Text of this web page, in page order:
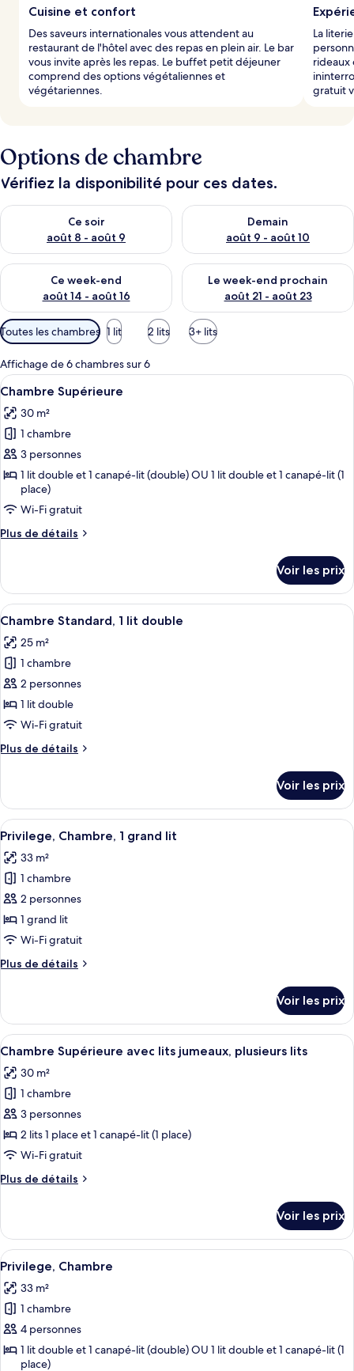
Cuisine et confort
Des saveurs internationales vous attendent au
restaurant de l'hôtel avec des repas en plein air. Le bar
vous invite après les repas. Le buffet petit déjeuner
comprend des options végétaliennes et
végétariennes.
La
rideaux
gratuit
Options de chambre
Vérifiez la disponibilité pour ces dates.
Ce soir
août 8 - août 9
Vérifier la disponibilité pour ce soir août 8 - août 9
Demain
août 9 - août 10
Vérifier la disponibilité pour
Ce week-end
août 14 - août 16
Vérifier la disponibilité pour ce week-end août 14 - août 16
Le week-end prochain
août 21 - août 23
Vérifier la disponibilité pour
Filtres
disponibles
pour
les
chambres
Toutes les chambres 1 lit 2 lits 3+ lits
Affichage de 6 chambres sur 6
Afficher
toutes
les
photos
pour
ce
type
de
chambre :
Une chambre d’hôtel avec un
10
Chambre Supérieure
30 m²
1 chambre
3 personnes
1 lit double et 1 canapé-lit (double) OU 1 lit double et 1 canapé-lit (1
place)
Wi-Fi gratuit
Plus de détails
Plus
le
type
de
Chambre
Supérieure
Voir les prix
Afficher
toutes
les
photos
pour
ce
type
chambre :
lit
double
Une chambre d’hôtel avec un
10
Chambre Standard, 1 lit double
25 m²
1 chambre
2 personnes
1 lit double
Wi-Fi gratuit
Plus de détails
Plus
le
type
de
chambre
Chambre
Standard,
lit
double
Voir les prix
Afficher
toutes
les
photos
pour
ce
type
chambre :
grand
lit
Une chambre d’hôtel avec un lit,
9
Privilege, Chambre, 1 grand lit
33 m²
1 chambre
2 personnes
1 grand lit
Wi-Fi gratuit
Plus de détails
Plus
le
type
de
Privilege,
Chambre,
grand
lit
Voir les prix
Afficher
toutes
les
photos
pour
ce
type
chambre :
avec
lits
jumeaux,
plusieurs
lits
Une chambre d’hôtel avec deux
11
Chambre Supérieure avec lits jumeaux, plusieurs lits
30 m²
1 chambre
3 personnes
2 lits 1 place et 1 canapé-lit (1 place)
Wi-Fi gratuit
Plus de détails
Plus
le
type
de
chambre
Chambre
Supérieure
lits
jumeaux,
plusieurs
Voir les prix
Afficher
toutes
les
photos
pour
ce
type
Literie hypoallergénique, articles
10
Privilege, Chambre
33 m²
1 chambre
4 personnes
1 lit double et 1 canapé-lit (double) OU 1 lit double et 1 canapé-lit (1
place)